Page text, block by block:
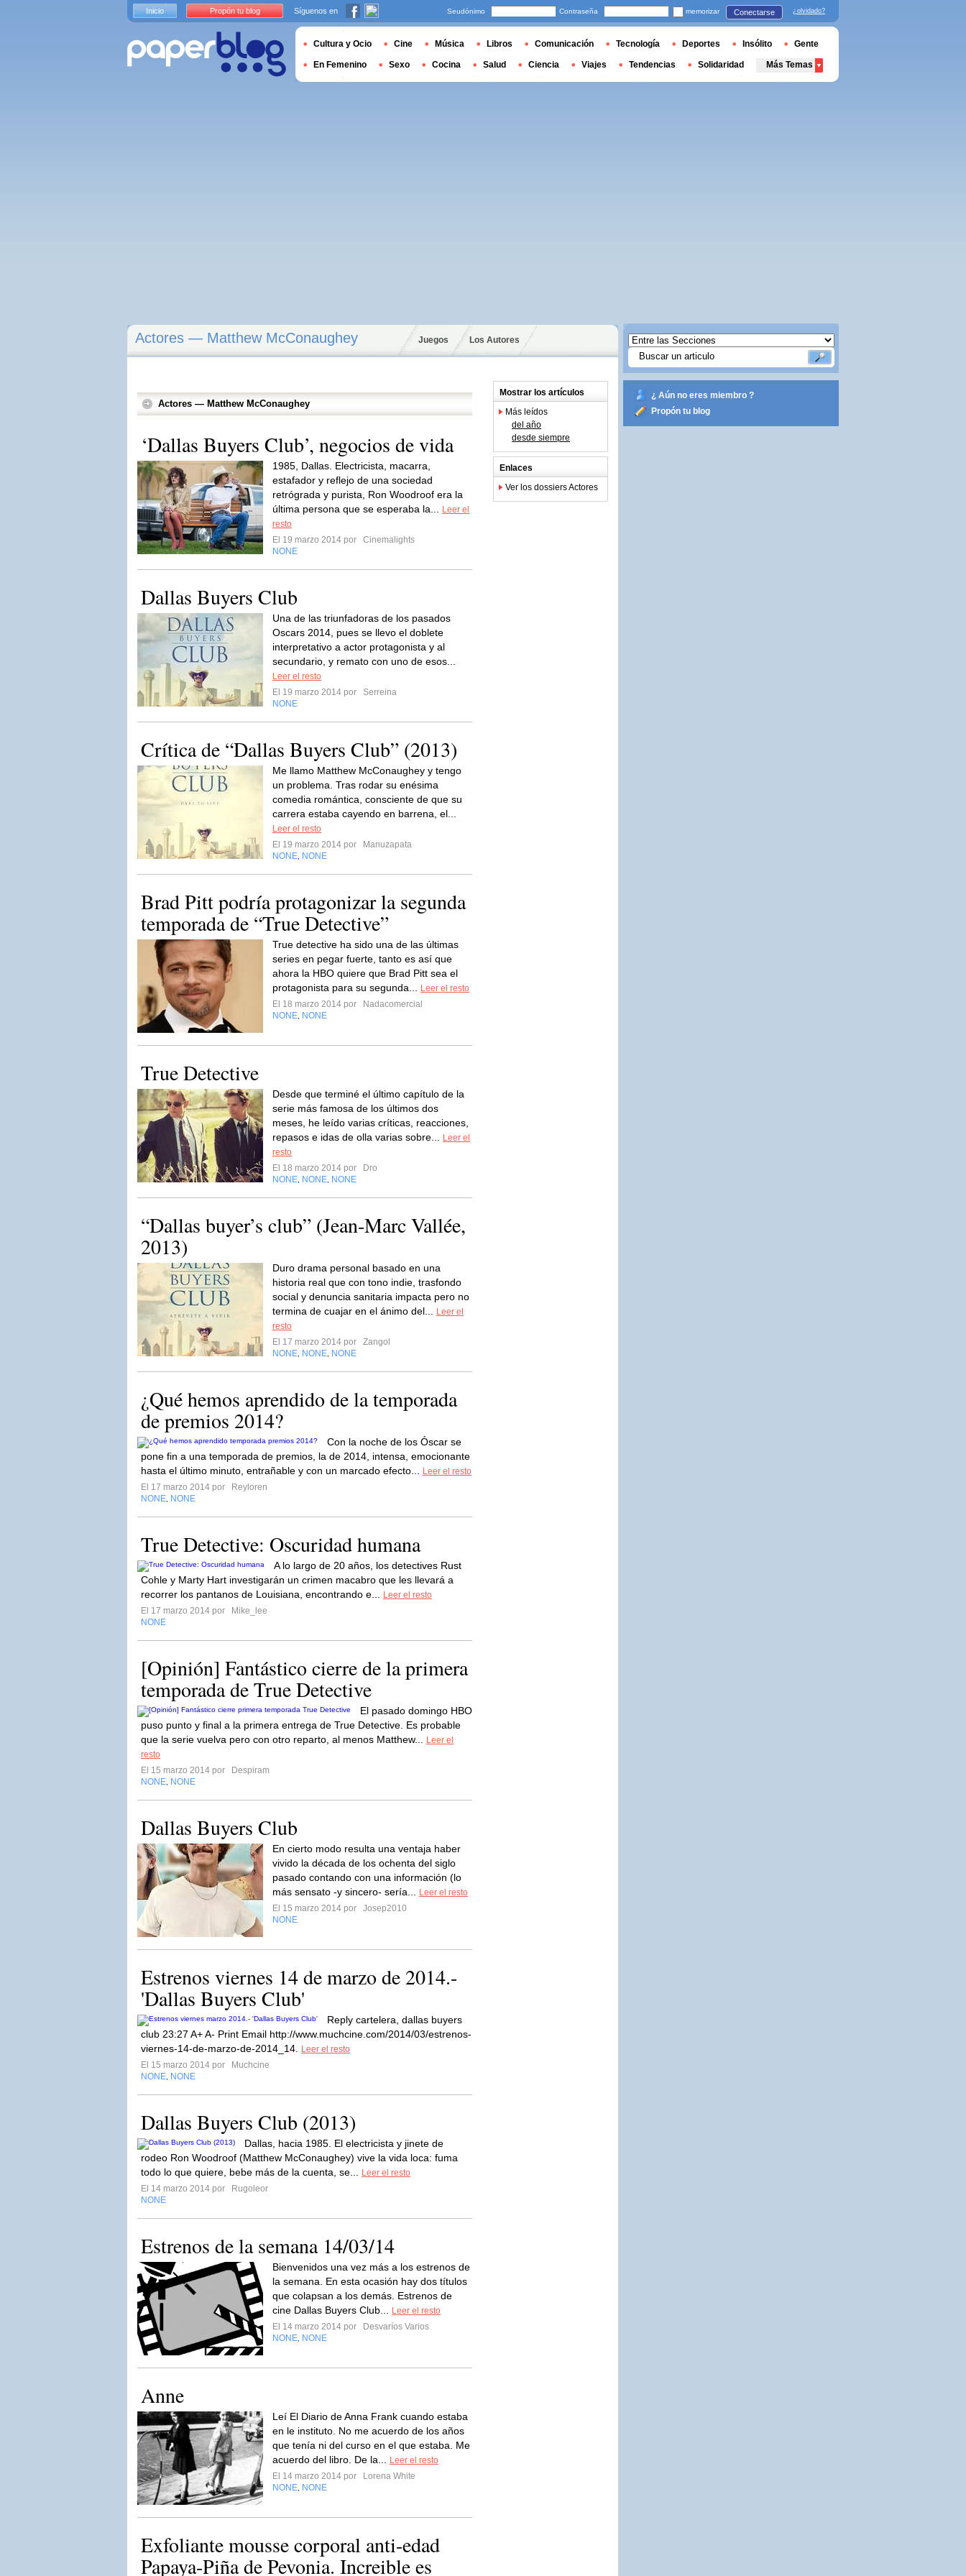
Actores — Matthew McConaughey Juegos Los Autores
Actores — Matthew McConaughey
‘Dallas Buyers Club’, negocios de vida
1985, Dallas. Electricista, macarra,
estafador y reflejo de una sociedad
retrógrada y purista, Ron Woodroof era la
última persona que se esperaba la...
Leer el
resto
El 19 marzo 2014 por
Cinemalights
NONE
Dallas Buyers Club
Una de las triunfadoras de los pasados
Oscars 2014, pues se llevo el doblete
interpretativo a actor protagonista y al
secundario, y remato con uno de esos...
Leer el resto
El 19 marzo 2014 por
Serreina
NONE
Crítica de “Dallas Buyers Club” (2013)
Me llamo Matthew McConaughey y tengo
un problema. Tras rodar su enésima
comedia romántica, consciente de que su
carrera estaba cayendo en barrena, el...
Leer el resto
El 19 marzo 2014 por
Manuzapata
NONE NONE
Brad Pitt podría protagonizar la segunda
temporada de “True Detective”
True detective ha sido una de las últimas
series en pegar fuerte, tanto es así que
ahora la HBO quiere que Brad Pitt sea el
protagonista para su segunda...
Leer el resto
El 18 marzo 2014 por
Nadacomercial
NONE NONE
True Detective
Desde que terminé el último capítulo de la
serie más famosa de los últimos dos
meses, he leído varias críticas, reacciones,
repasos e idas de olla varias sobre...
Leer el
resto
El 18 marzo 2014 por
Dro
NONE NONE NONE
“Dallas buyer’s club” (Jean-Marc Vallée,
2013)
Duro drama personal basado en una
historia real que con tono indie, trasfondo
social y denuncia sanitaria impacta pero no
termina de cuajar en el ánimo del...
Leer el
resto
El 17 marzo 2014 por
Zangol
NONE NONE NONE
¿Qué hemos aprendido de la temporada
de premios 2014?
Con la noche de los Óscar se
pone fin a una temporada de premios, la de 2014, intensa, emocionante
hasta el último minuto, entrañable y con un marcado efecto...
Leer el resto
El 17 marzo 2014 por
Reyloren
NONE NONE
True Detective: Oscuridad humana
A lo largo de 20 años, los detectives Rust
Cohle y Marty Hart investigarán un crimen macabro que les llevará a
recorrer los pantanos de Louisiana, encontrando e...
Leer el resto
El 17 marzo 2014 por
Mike_lee
NONE
[Opinión] Fantástico cierre de la primera
temporada de True Detective
El pasado domingo HBO
puso punto y final a la primera entrega de True Detective. Es probable
que la serie vuelva pero con otro reparto, al menos Matthew...
Leer el
resto
El 15 marzo 2014 por
Despiram
NONE NONE
Dallas Buyers Club
En cierto modo resulta una ventaja haber
vivido la década de los ochenta del siglo
pasado contando con una información (lo
más sensato -y sincero- sería...
Leer el resto
El 15 marzo 2014 por
Josep2010
NONE
Estrenos viernes 14 de marzo de 2014.-
'Dallas Buyers Club'
Reply cartelera, dallas buyers
club 23:27 A+ A- Print Email http://www.muchcine.com/2014/03/estrenos-
viernes-14-de-marzo-de-2014_14.
Leer el resto
El 15 marzo 2014 por
Muchcine
NONE NONE
Dallas Buyers Club (2013)
Dallas, hacia 1985. El electricista y jinete de
rodeo Ron Woodroof (Matthew McConaughey) vive la vida loca: fuma
todo lo que quiere, bebe más de la cuenta, se...
Leer el resto
El 14 marzo 2014 por
Rugoleor
NONE
Estrenos de la semana 14/03/14
Bienvenidos una vez más a los estrenos de
la semana. En esta ocasión hay dos títulos
que colapsan a los demás. Estrenos de
cine Dallas Buyers Club...
Leer el resto
El 14 marzo 2014 por
Desvaríos Varios
NONE NONE
Anne
Leí El Diario de Anna Frank cuando estaba
en le instituto. No me acuerdo de los años
que tenía ni del curso en el que estaba. Me
acuerdo del libro. De la...
Leer el resto
El 14 marzo 2014 por
Lorena White
NONE NONE
Exfoliante mousse corporal anti-edad
Papaya-Piña de Pevonia. Increible es
Mostrar los artículos
Más leídos
del año
desde siempre
Enlaces
Ver los dossiers Actores
¿ Aún no eres miembro ?
Propón tu blog
Inicio Propón tu blog Síguenos en Seudónimo Contraseña memorizar Conectarse ¿olvidado?
Cultura y Ocio Cine Música Libros Comunicación Tecnología Deportes Insólito Gente
En Femenino Sexo Cocina Salud Ciencia Viajes Tendencias Solidaridad Más Temas